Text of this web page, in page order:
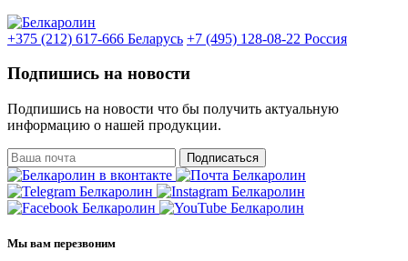
+375 (212) 617-666 Беларусь +7 (495) 128-08-22 Россия
Подпишись на новости
Подпишись на новости что бы получить актуальную
информацию о нашей продукции.
Подписаться
Мы вам перезвоним